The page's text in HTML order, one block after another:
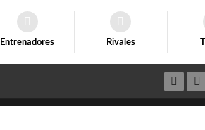
Entrenadores Rivales